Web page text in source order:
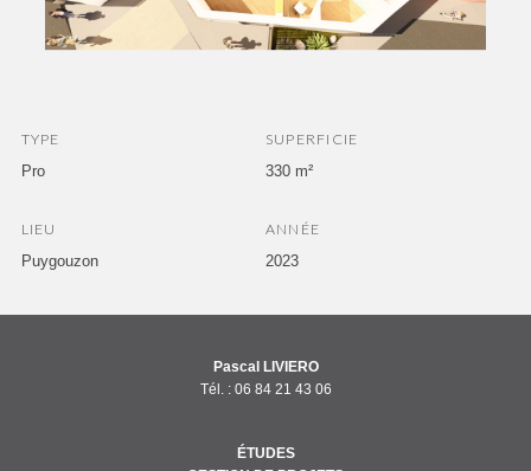
TYPE
Pro
SUPERFICIE
330 m²
LIEU
Puygouzon
ANNÉE
2023
Pascal LIVIERO
Tél. : 06 84 21 43 06
ÉTUDES